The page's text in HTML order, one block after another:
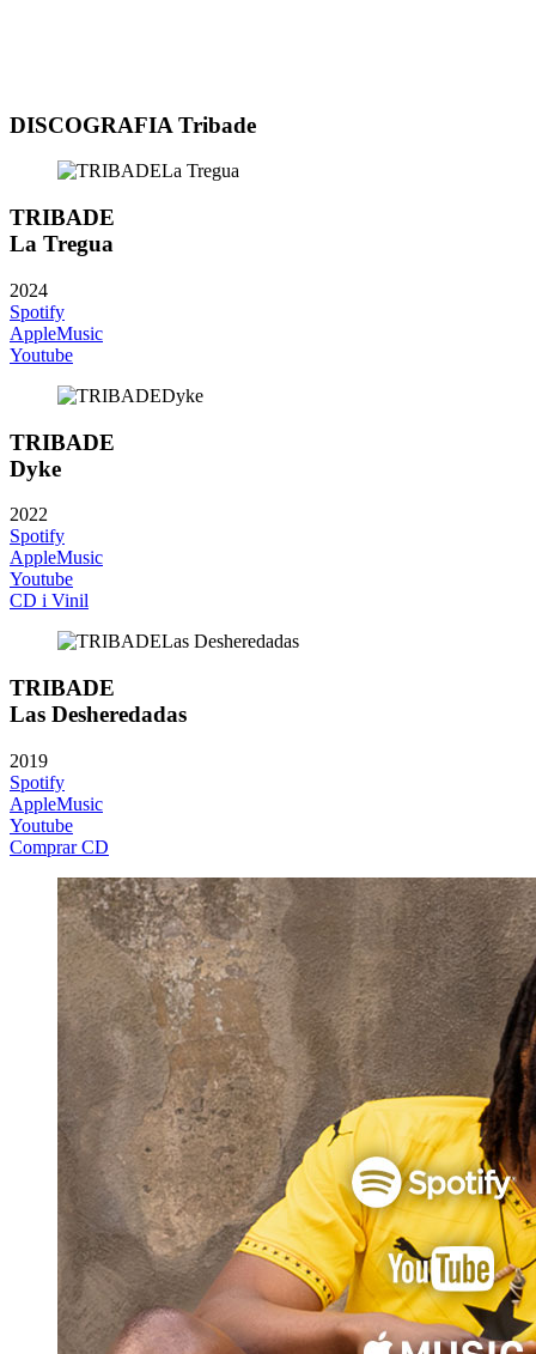
DISCOGRAFIA Tribade
TRIBADE
La Tregua
2024
Spotify
AppleMusic
Youtube
TRIBADE
Dyke
2022
Spotify
AppleMusic
Youtube
CD i Vinil
TRIBADE
Las Desheredadas
2019
Spotify
AppleMusic
Youtube
Comprar CD